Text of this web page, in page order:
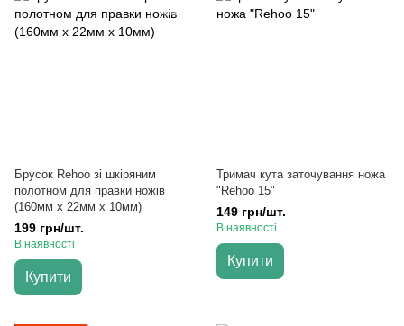
Брусок Rehoo зі шкіряним
полотном для правки ножів
(160мм х 22мм х 10мм)
199 грн/шт.
В наявності
Купити
Тримач кута заточування ножа
"Rehoo 15"
149 грн/шт.
В наявності
Купити